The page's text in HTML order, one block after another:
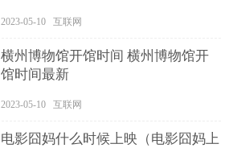
2023-05-10 互联网
横州博物馆开馆时间 横州博物馆开
馆时间最新
2023-05-10 互联网
电影囧妈什么时候上映（电影囧妈上